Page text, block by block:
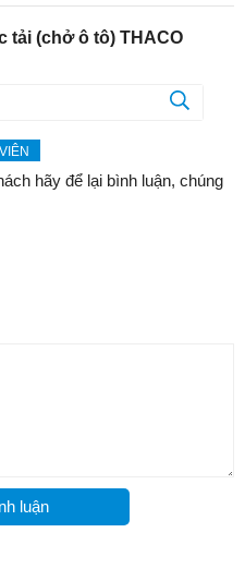
tải (chở ô tô) THACO
hãy để lại bình luận, chúng
luận